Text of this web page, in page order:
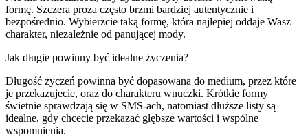
formę. Szczera proza często brzmi bardziej autentycznie i
bezpośrednio. Wybierzcie taką formę, która najlepiej oddaje Wasz
charakter, niezależnie od panującej mody.
Jak długie powinny być idealne życzenia?
Długość życzeń powinna być dopasowana do medium, przez które
je przekazujecie, oraz do charakteru wnuczki. Krótkie formy
świetnie sprawdzają się w SMS-ach, natomiast dłuższe listy są
idealne, gdy chcecie przekazać głębsze wartości i wspólne
wspomnienia.